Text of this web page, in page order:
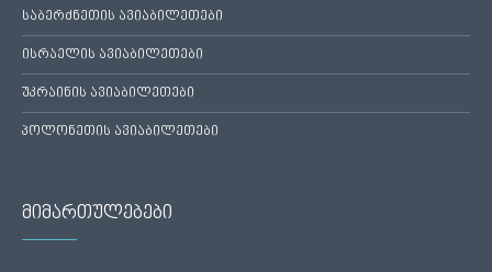
საბერძნეთის ავიაბილეთები
ისრაელის ავიაბილეთები
უკრაინის ავიაბილეთები
პოლონეთის ავიაბილეთები
მიმართულებები